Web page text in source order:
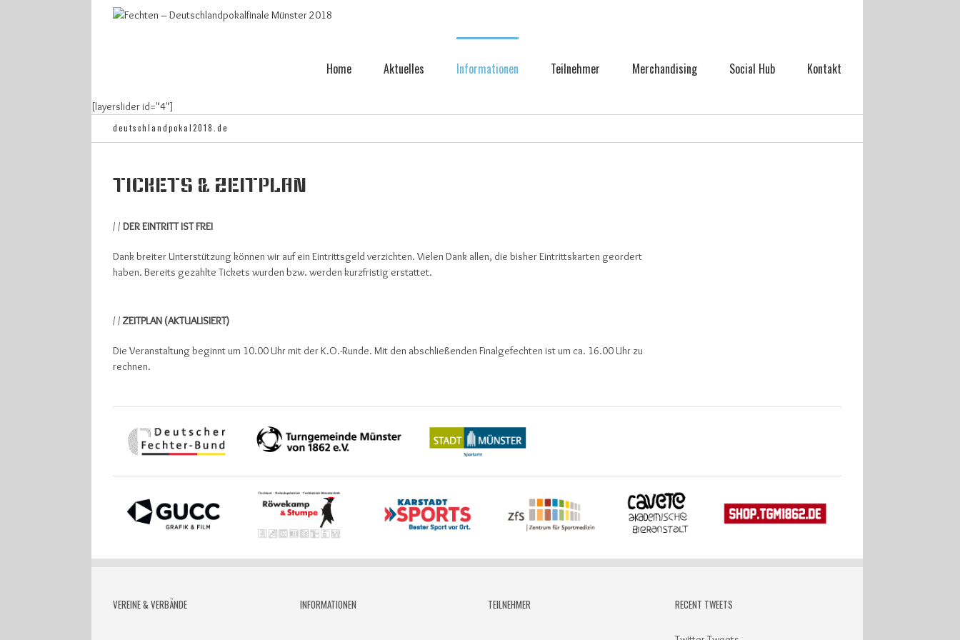
Home Aktuelles Informationen Teilnehmer Merchandising Social Hub Kontakt
[layerslider id="4"]
deutschlandpokal2018.de
TICKETS & ZEITPLAN
/ / DER EINTRITT IST FREI
Dank breiter Unterstützung können wir auf ein Eintrittsgeld verzichten. Vielen Dank allen, die bisher Eintrittskarten geordert
haben. Bereits gezahlte Tickets wurden bzw. werden kurzfristig erstattet.
/ / ZEITPLAN (AKTUALISIERT)
Die Veranstaltung beginnt um 10.00 Uhr mit der K.O.-Runde. Mit den abschließenden Finalgefechten ist um ca. 16.00 Uhr zu
rechnen.
VEREINE & VERBÄNDE INFORMATIONEN TEILNEHMER RECENT TWEETS
Find out more. Okay, thanks